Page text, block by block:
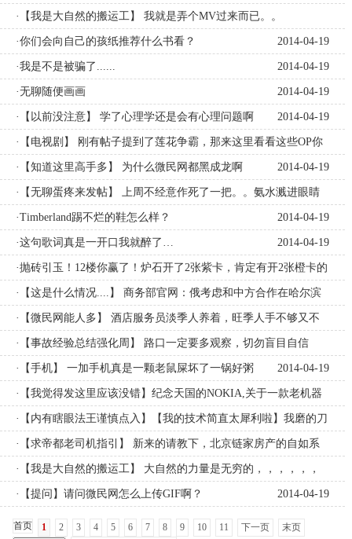
狼口
2014-04-19
·【我是大自然的搬运工】 我就是弄个MV过来而已。。
2014-04-19
·你们会向自己的孩纸推荐什么书看？ 2014-04-19
·我是不是被骗了...... 2014-04-19
·无聊随便画画 2014-04-19
·【以前没注意】 学了心理学还是会有心理问题啊 2014-04-19
·【电视剧】 刚有帖子提到了莲花争霸，那来这里看看这些OP你
看过哪些还记得哪些吧(真·暴露年龄贴)
2014-04-19
·【知道这里高手多】 为什么微民网都黑成龙啊 2014-04-19
·【无聊蛋疼来发帖】 上周不经意作死了一把。。氨水溅进眼睛
了
2014-04-19
·Timberland踢不烂的鞋怎么样？ 2014-04-19
·这句歌词真是一开口我就醉了… 2014-04-19
·抛砖引玉！12楼你赢了！炉石开了2张紫卡，肯定有开2张橙卡的
神人出现吧！！！
2014-04-19
·【这是什么情况....】 商务部官网：俄考虑和中方合作在哈尔滨
建设核电站
2014-04-19
·【微民网能人多】 酒店服务员淡季人养着，旺季人手不够又不
肯加班
2014-04-19
·【事故经验总结强化周】 路口一定要多观察，切勿盲目自信
2014-04-19
·【手机】 一加手机真是一颗老鼠屎坏了一锅好粥 2014-04-19
·【我觉得发这里应该没错】纪念天国的NOKIA,关于一款老机器
2014-04-19
·【内有瞎眼法王谨慎点入】【我的技术简直太犀利啦】我磨的刀
片能直接刮腿毛
·【求帝都老司机指引】 新来的请教下，北京链家房产的自如系
列租房怎么样啊？
2014-04-19
·【我是大自然的搬运工】 大自然的力量是无穷的，，，，，，
这是我家乡今天的情景，这酸爽！！！！
·【提问】请问微民网怎么上传GIF啊？ 2014-04-19
首页 1 2 3 4 5 6 7 8 9 10 11 下一页
末页